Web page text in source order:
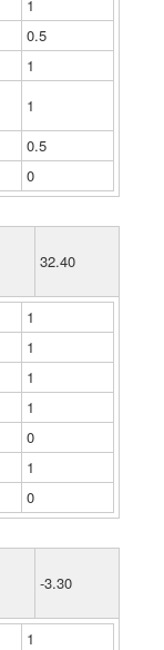
1
0.5
1
1
0.5
0
32.40
1
1
1
1
0
1
0
-3.30
1